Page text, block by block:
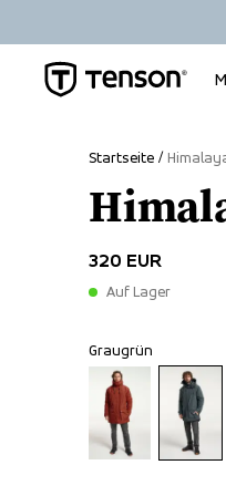
Startseite
320 EUR
Auf Lager
Graugrün